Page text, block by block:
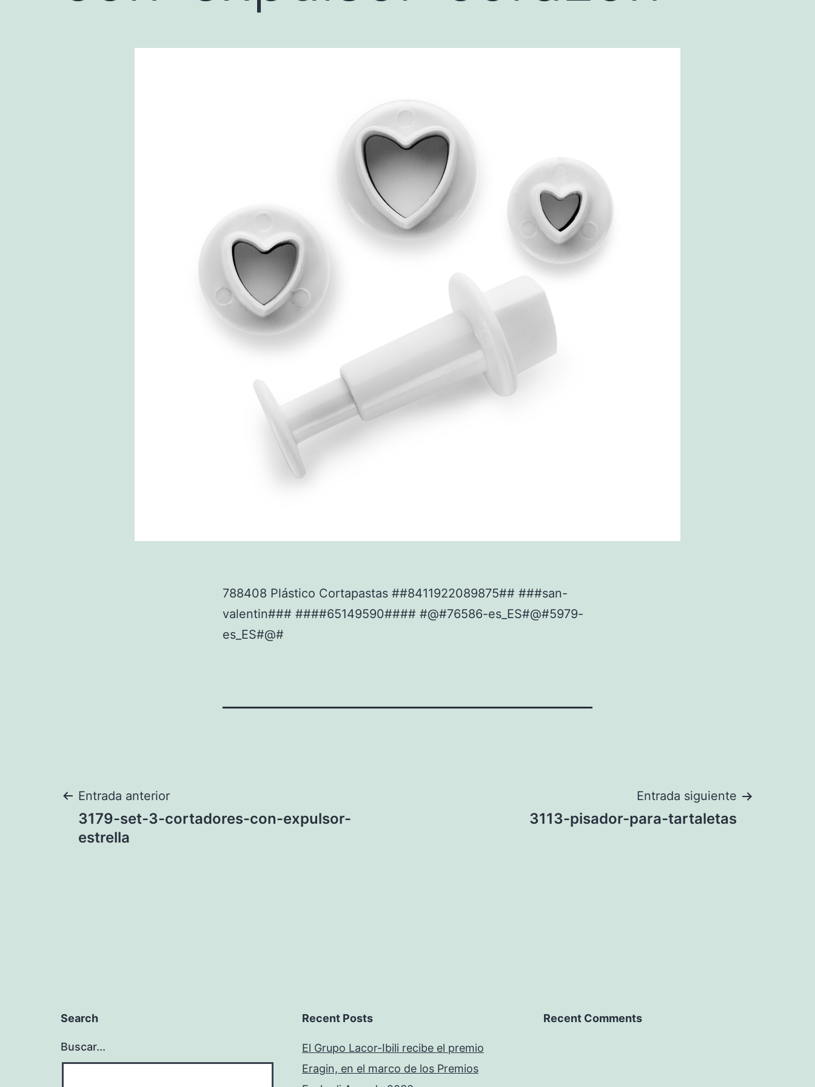
788408 Plástico Cortapastas ##8411922089875## ###san-
valentin### ####65149590#### #@#76586-es_ES#@#5979-
es_ES#@#
Navegación
de
Entrada anterior
3179-set-3-cortadores-con-expulsor-
estrella
Entrada siguiente
3113-pisador-para-tartaletas
Search
Buscar...
Recent Posts
El Grupo Lacor-Ibili recibe el premio
Eragin, en el marco de los Premios
Recent Comments